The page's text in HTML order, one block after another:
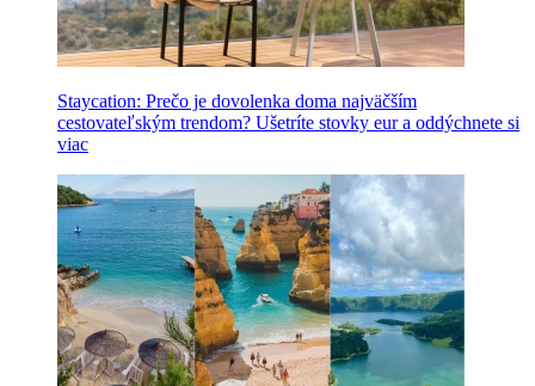
Staycation: Prečo je dovolenka doma najväčším
cestovateľským trendom? Ušetríte stovky eur a oddýchnete si
viac